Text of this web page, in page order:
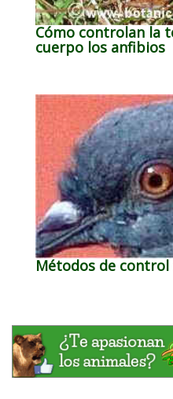
Cómo controlan la
cuerpo los anfibios
Métodos de control